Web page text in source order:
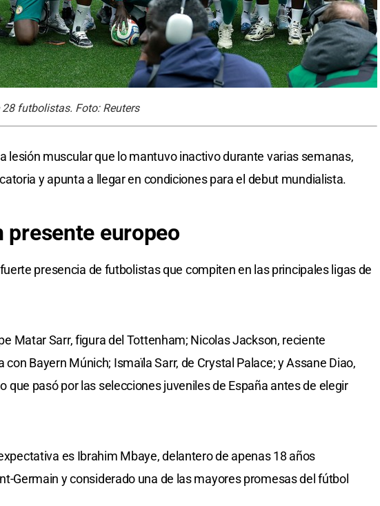
futbolistas. Foto: Reuters
lesión muscular que lo mantuvo inactivo durante varias semanas,
y apunta a llegar en condiciones para el debut mundialista.
presente europeo
presencia de futbolistas que compiten en las principales ligas de
Matar Sarr, figura del Tottenham; Nicolas Jackson, reciente
Bayern Múnich; Ismaïla Sarr, de Crystal Palace; y Assane Diao,
que pasó por las selecciones juveniles de España antes de elegir
es Ibrahim Mbaye, delantero de apenas 18 años
Germain y considerado una de las mayores promesas del fútbol